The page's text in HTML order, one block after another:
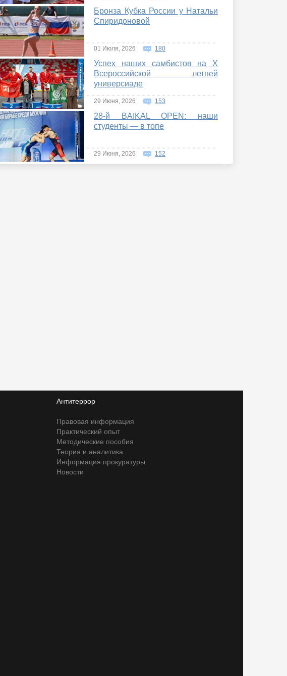
Бронза Кубка России у Натальи
Спиридоновой
01 Июля, 2026 180
Успех наших самбистов на Х
Всероссийской летней
универсиаде
29 Июня, 2026 153
28-й BAIKAL OPEN: наши
студенты — в топе
29 Июня, 2026 152
Антитеррор
Правовая информация
Практический опыт
Методические пособия
Теория и аналитика
Информация прокуратуры
Новости